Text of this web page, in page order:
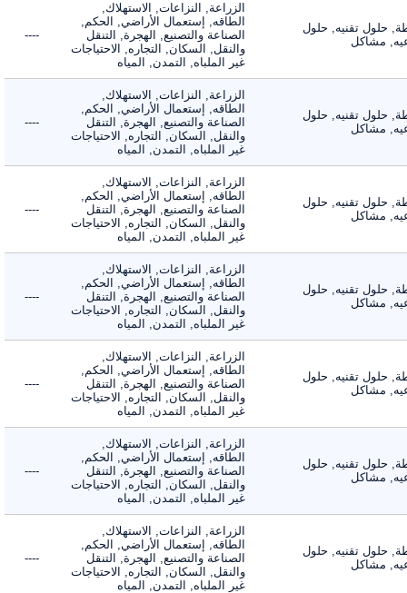
حلول تقنيه, حلول
مشاكل
الزراعة, النزاعات, الاستهلاك,
الطاقه, إستعمال الأراضي, الحكم,
الصناعة والتصنيع, الهجرة, التنقل
والنقل, السكان, التجاره, الاحتياجات
غير الملباه, التمدن, المياه
----
حلول تقنيه, حلول
مشاكل
الزراعة, النزاعات, الاستهلاك,
الطاقه, إستعمال الأراضي, الحكم,
الصناعة والتصنيع, الهجرة, التنقل
والنقل, السكان, التجاره, الاحتياجات
غير الملباه, التمدن, المياه
----
حلول تقنيه, حلول
مشاكل
الزراعة, النزاعات, الاستهلاك,
الطاقه, إستعمال الأراضي, الحكم,
الصناعة والتصنيع, الهجرة, التنقل
والنقل, السكان, التجاره, الاحتياجات
غير الملباه, التمدن, المياه
----
حلول تقنيه, حلول
مشاكل
الزراعة, النزاعات, الاستهلاك,
الطاقه, إستعمال الأراضي, الحكم,
الصناعة والتصنيع, الهجرة, التنقل
والنقل, السكان, التجاره, الاحتياجات
غير الملباه, التمدن, المياه
----
حلول تقنيه, حلول
مشاكل
الزراعة, النزاعات, الاستهلاك,
الطاقه, إستعمال الأراضي, الحكم,
الصناعة والتصنيع, الهجرة, التنقل
والنقل, السكان, التجاره, الاحتياجات
غير الملباه, التمدن, المياه
----
حلول تقنيه, حلول
مشاكل
الزراعة, النزاعات, الاستهلاك,
الطاقه, إستعمال الأراضي, الحكم,
الصناعة والتصنيع, الهجرة, التنقل
والنقل, السكان, التجاره, الاحتياجات
غير الملباه, التمدن, المياه
----
حلول تقنيه, حلول
مشاكل
الزراعة, النزاعات, الاستهلاك,
الطاقه, إستعمال الأراضي, الحكم,
الصناعة والتصنيع, الهجرة, التنقل
والنقل, السكان, التجاره, الاحتياجات
غير الملباه, التمدن, المياه
----